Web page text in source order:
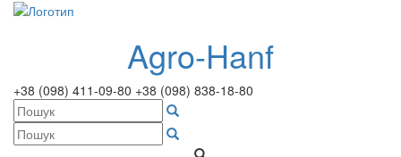
Agro-Hanf
+38 (098) 411-09-80 +38 (098) 838-18-80